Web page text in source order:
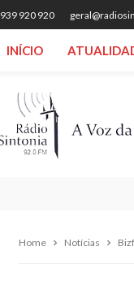
939 920 920
INÍCIO
Home Notícias